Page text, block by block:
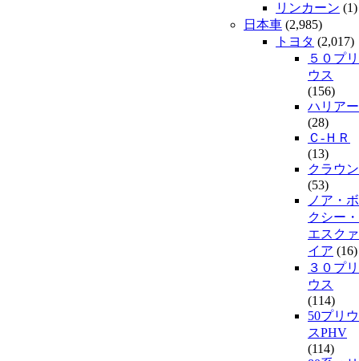
リンカーン (1)
日本車 (2,985)
トヨタ (2,017)
５０プリ
ウス
(156)
ハリアー
(28)
Ｃ-ＨＲ
(13)
クラウン
(53)
ノア・ボ
クシー・
エスクァ
イア (16)
３０プリ
ウス
(114)
50プリウ
スPHV
(114)